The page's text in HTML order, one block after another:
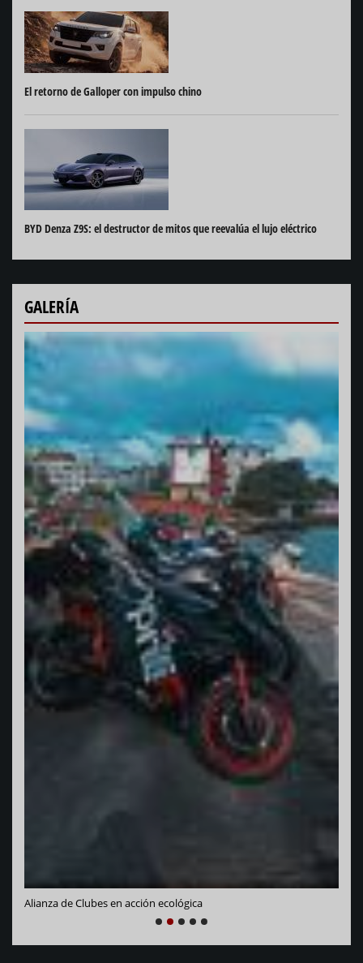
El retorno de Galloper con impulso chino
BYD Denza Z9S: el destructor de mitos que reevalúa el lujo eléctrico
GALERÍA
de Clubes en acción ecológica
PREVIOUS